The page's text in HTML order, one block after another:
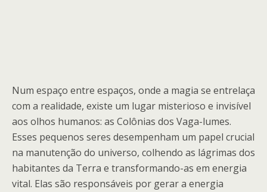
Num espaço entre espaços, onde a magia se entrelaça
com a realidade, existe um lugar misterioso e invisível
aos olhos humanos: as Colônias dos Vaga-lumes.
Esses pequenos seres desempenham um papel crucial
na manutenção do universo, colhendo as lágrimas dos
habitantes da Terra e transformando-as em energia
vital. Elas são responsáveis por gerar a energia